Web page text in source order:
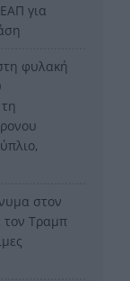
για
φυλακή
στον
τον Τραμπ